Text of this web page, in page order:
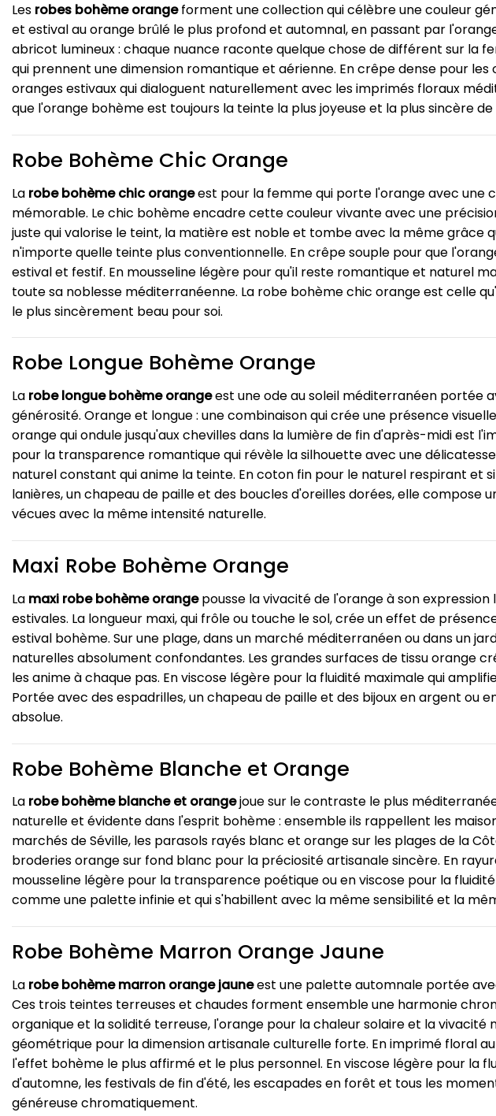
Les robes bohème orangeforment une collection qui célèbre une couleur
et estival au orange brûlé le plus profond et automnal, en passant par
abricot lumineux : chaque nuance raconte quelque chose de différent sur la
qui prennent une dimension romantique et aérienne. En crêpe dense pour
oranges estivaux qui dialoguent naturellement avec les imprimés floraux
que l'orange bohème est toujours la teinte la plus joyeuse et la plus sincère
Robe Bohème Chic Orange
La robe bohème chic orangeest pour la femme qui porte l'orange avec une
mémorable. Le chic bohème encadre cette couleur vivante avec une
juste qui valorise le teint, la matière est noble et tombe avec la même grâce
n'importe quelle teinte plus conventionnelle. En crêpe souple pour que
estival et festif. En mousseline légère pour qu'il reste romantique et naturel
toute sa noblesse méditerranéenne. La robe bohème chic orange est celle
le plus sincèrement beau pour soi.
Robe Longue Bohème Orange
La robe longue bohème orangeest une ode au soleil méditerranéen portée
générosité. Orange et longue : une combinaison qui crée une présence
orange qui ondule jusqu'aux chevilles dans la lumière de fin d'après-midi est
pour la transparence romantique qui révèle la silhouette avec une
naturel constant qui anime la teinte. En coton fin pour le naturel respirant et
lanières, un chapeau de paille et des boucles d'oreilles dorées, elle
vécues avec la même intensité naturelle.
Maxi Robe Bohème Orange
La maxi robe bohème orangepousse la vivacité de l'orange à son
estivales. La longueur maxi, qui frôle ou touche le sol, crée un effet de
estival bohème. Sur une plage, dans un marché méditerranéen ou dans un
naturelles absolument confondantes. Les grandes surfaces de tissu orange
les anime à chaque pas. En viscose légère pour la fluidité maximale qui
Portée avec des espadrilles, un chapeau de paille et des bijoux en argent
absolue.
Robe Bohème Blanche et Orange
La robe bohème blanche et orangejoue sur le contraste le plus
naturelle et évidente dans l'esprit bohème : ensemble ils rappellent les
marchés de Séville, les parasols rayés blanc et orange sur les plages de la
broderies orange sur fond blanc pour la préciosité artisanale sincère. En
mousseline légère pour la transparence poétique ou en viscose pour la
comme une palette infinie et qui s'habillent avec la même sensibilité et la
Robe Bohème Marron Orange Jaune
La robe bohème marron orange jauneest une palette automnale portée
Ces trois teintes terreuses et chaudes forment ensemble une harmonie
organique et la solidité terreuse, l'orange pour la chaleur solaire et la
géométrique pour la dimension artisanale culturelle forte. En imprimé floral
l'effet bohème le plus affirmé et le plus personnel. En viscose légère pour la
d'automne, les festivals de fin d'été, les escapades en forêt et tous les
généreuse chromatiquement.